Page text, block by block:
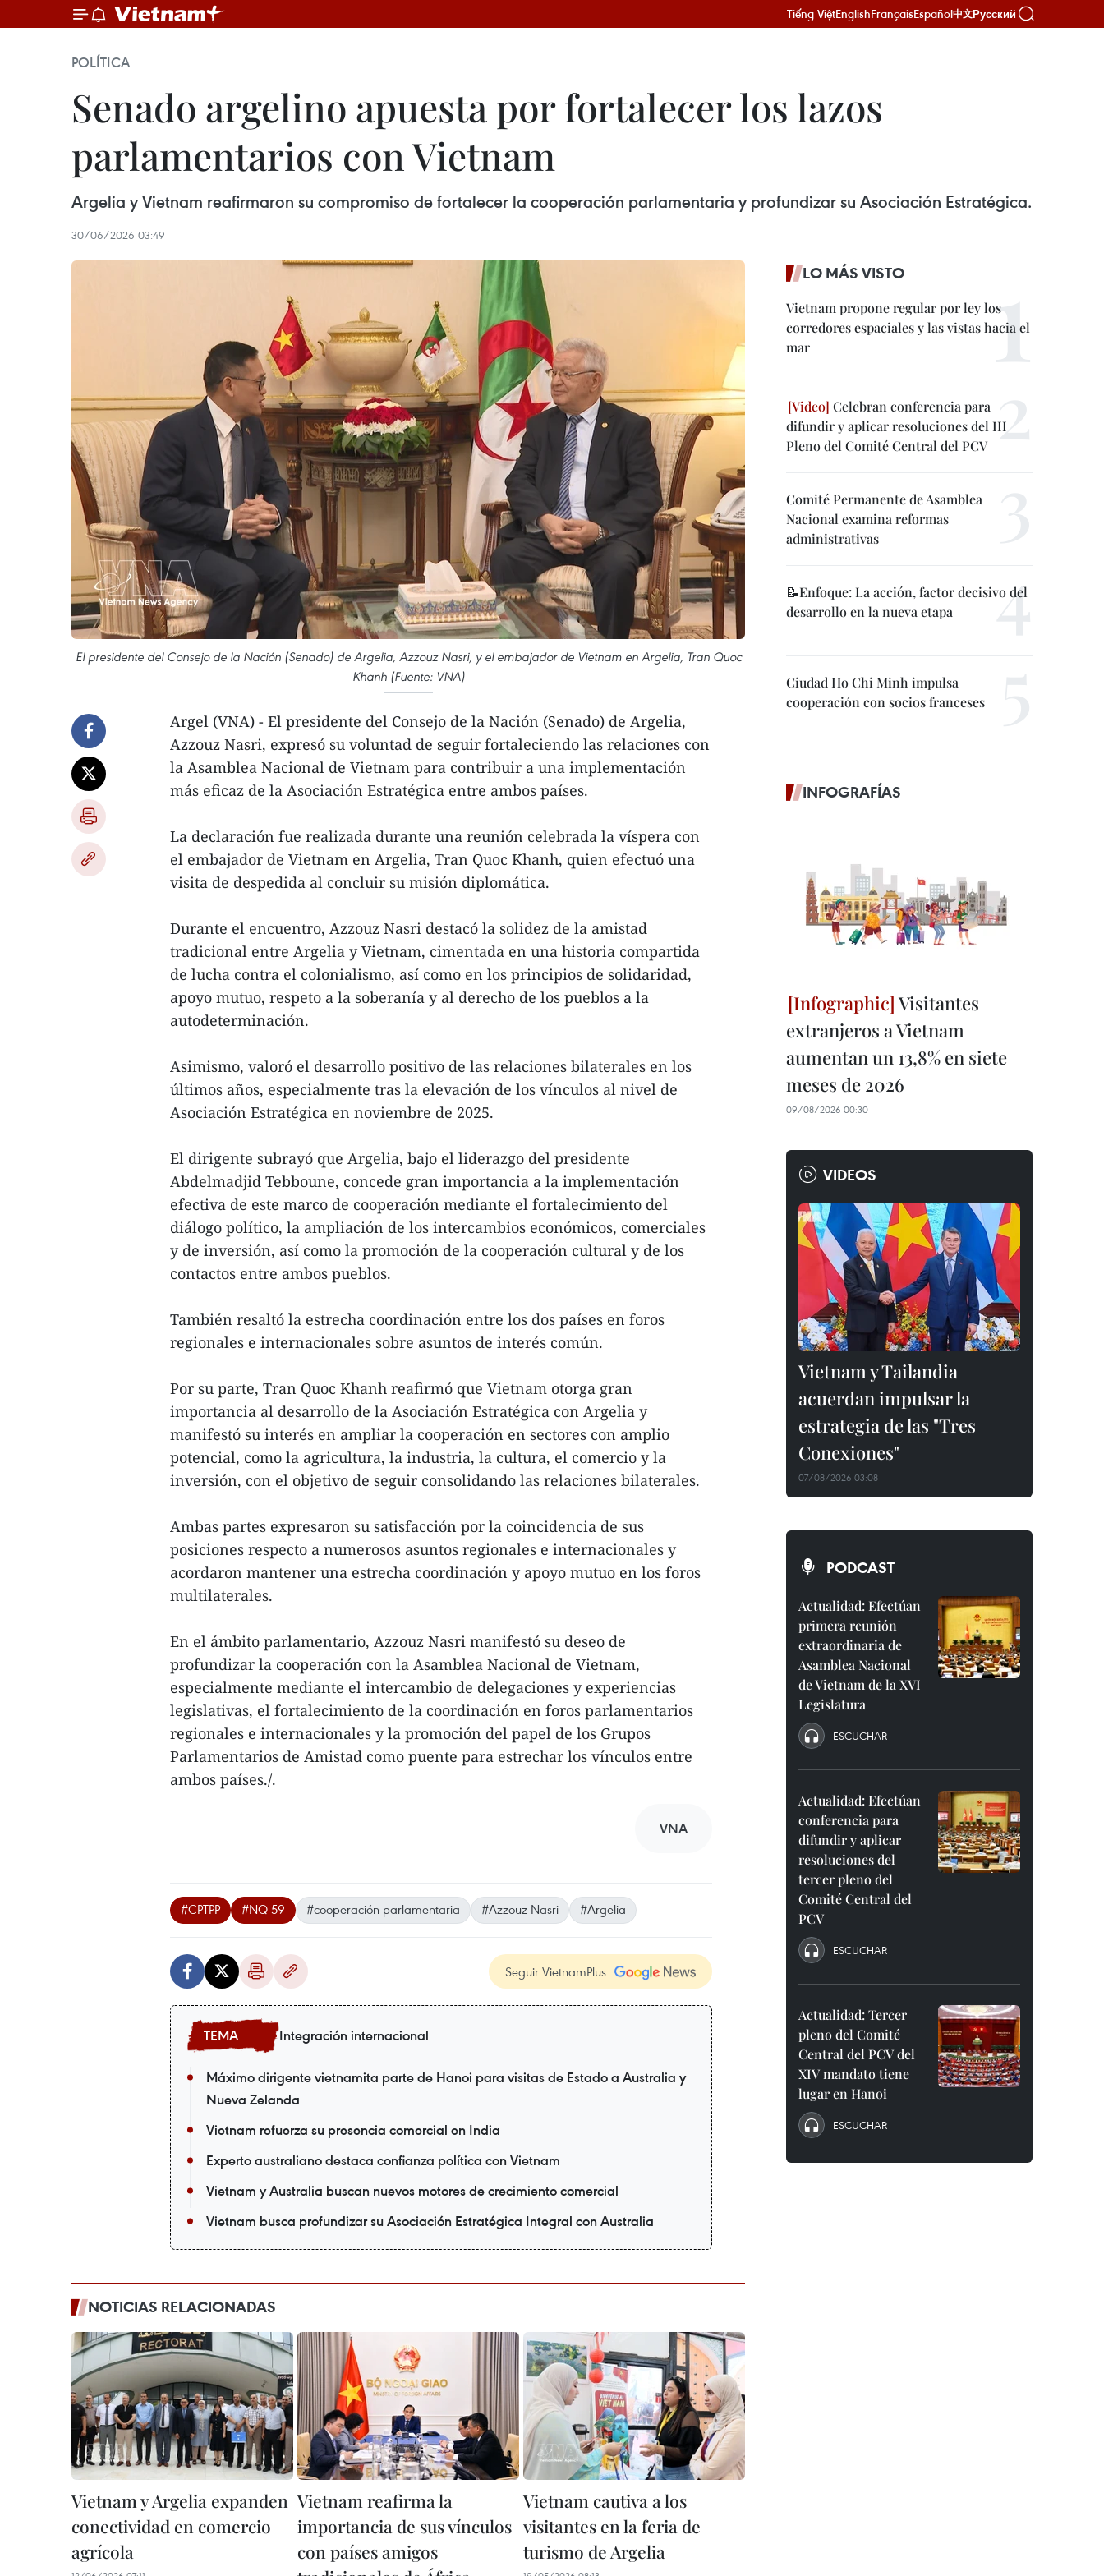
Tiếng ViệtEnglishFrançaisEspañol中文Русский
POLÍTICA
Senado argelino apuesta por fortalecer los lazos
parlamentarios con Vietnam
Argelia y Vietnam reafirmaron su compromiso de fortalecer la cooperación parlamentaria y profundizar su Asociación Estratégica.
30/06/2026 03:49
El presidente del Consejo de la Nación (Senado) de Argelia, Azzouz Nasri, y el embajador de Vietnam en Argelia, Tran Quoc
Khanh (Fuente: VNA)
Argel (VNA) - El presidente del Consejo de la Nación (Senado) de Argelia,
Azzouz Nasri, expresó su voluntad de seguir fortaleciendo las relaciones con
la Asamblea Nacional de Vietnam para contribuir a una implementación
más eficaz de la Asociación Estratégica entre ambos países.
La declaración fue realizada durante una reunión celebrada la víspera con
el embajador de Vietnam en Argelia, Tran Quoc Khanh, quien efectuó una
visita de despedida al concluir su misión diplomática.
Durante el encuentro, Azzouz Nasri destacó la solidez de la amistad
tradicional entre Argelia y Vietnam, cimentada en una historia compartida
de lucha contra el colonialismo, así como en los principios de solidaridad,
apoyo mutuo, respeto a la soberanía y al derecho de los pueblos a la
autodeterminación.
Asimismo, valoró el desarrollo positivo de las relaciones bilaterales en los
últimos años, especialmente tras la elevación de los vínculos al nivel de
Asociación Estratégica en noviembre de 2025.
El dirigente subrayó que Argelia, bajo el liderazgo del presidente
Abdelmadjid Tebboune, concede gran importancia a la implementación
efectiva de este marco de cooperación mediante el fortalecimiento del
diálogo político, la ampliación de los intercambios económicos, comerciales
y de inversión, así como la promoción de la cooperación cultural y de los
contactos entre ambos pueblos.
También resaltó la estrecha coordinación entre los dos países en foros
regionales e internacionales sobre asuntos de interés común.
Por su parte, Tran Quoc Khanh reafirmó que Vietnam otorga gran
importancia al desarrollo de la Asociación Estratégica con Argelia y
manifestó su interés en ampliar la cooperación en sectores con amplio
potencial, como la agricultura, la industria, la cultura, el comercio y la
inversión, con el objetivo de seguir consolidando las relaciones bilaterales.
Ambas partes expresaron su satisfacción por la coincidencia de sus
posiciones respecto a numerosos asuntos regionales e internacionales y
acordaron mantener una estrecha coordinación y apoyo mutuo en los foros
multilaterales.
En el ámbito parlamentario, Azzouz Nasri manifestó su deseo de
profundizar la cooperación con la Asamblea Nacional de Vietnam,
especialmente mediante el intercambio de delegaciones y experiencias
legislativas, el fortalecimiento de la coordinación en foros parlamentarios
regionales e internacionales y la promoción del papel de los Grupos
Parlamentarios de Amistad como puente para estrechar los vínculos entre
ambos países./.
VNA
#CPTPP #NQ 59 #cooperación parlamentaria #Azzouz Nasri #Argelia
Seguir VietnamPlus
Integración internacional
Máximo dirigente vietnamita parte de Hanoi para visitas de Estado a Australia y
Nueva Zelanda
Vietnam refuerza su presencia comercial en India
Experto australiano destaca confianza política con Vietnam
Vietnam y Australia buscan nuevos motores de crecimiento comercial
Vietnam busca profundizar su Asociación Estratégica Integral con Australia
NOTICIAS RELACIONADAS
Vietnam y Argelia expanden
conectividad en comercio
agrícola
Vietnam reafirma la
importancia de sus vínculos
con países amigos
Vietnam cautiva a los
visitantes en la feria de
turismo de Argelia
LO MÁS VISTO
Vietnam propone regular por ley los
corredores espaciales y las vistas hacia el
mar
Celebran conferencia para
difundir y aplicar resoluciones del III
Pleno del Comité Central del PCV
Comité Permanente de Asamblea
Nacional examina reformas
administrativas
📝Enfoque: La acción, factor decisivo del
desarrollo en la nueva etapa
Ciudad Ho Chi Minh impulsa
cooperación con socios franceses
INFOGRAFÍAS
Visitantes
extranjeros a Vietnam
aumentan un 13,8% en siete
meses de 2026
09/08/2026 00:30
VIDEOS
Vietnam y Tailandia
acuerdan impulsar la
estrategia de las "Tres
Conexiones"
07/08/2026 03:08
PODCAST
Actualidad: Efectúan
primera reunión
extraordinaria de
Asamblea Nacional
de Vietnam de la XVI
Legislatura
ESCUCHAR
Actualidad: Efectúan
conferencia para
difundir y aplicar
resoluciones del
tercer pleno del
Comité Central del
PCV
ESCUCHAR
Actualidad: Tercer
pleno del Comité
Central del PCV del
XIV mandato tiene
lugar en Hanoi
ESCUCHAR